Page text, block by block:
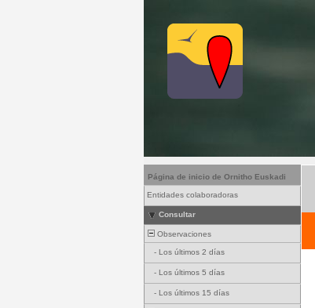
Página de inicio de Ornitho Euskadi
Entidades colaboradoras
Consultar
Observaciones
- Los últimos 2 días
- Los últimos 5 días
- Los últimos 15 días